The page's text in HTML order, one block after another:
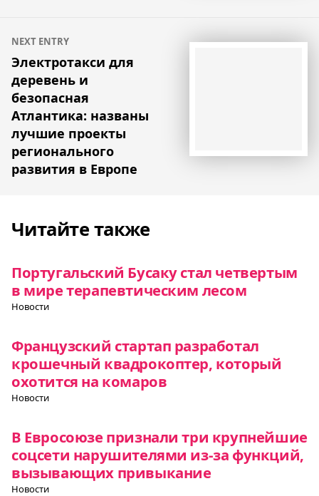
NEXT ENTRY
Электротакси для
деревень и
безопасная
Атлантика: названы
лучшие проекты
регионального
развития в Европе
Читайте также
Португальский Бусаку стал четвертым
в мире терапевтическим лесом
Новости
Французский стартап разработал
крошечный квадрокоптер, который
охотится на комаров
Новости
В Евросоюзе признали три крупнейшие
соцсети нарушителями из-за функций,
вызывающих привыкание
Новости